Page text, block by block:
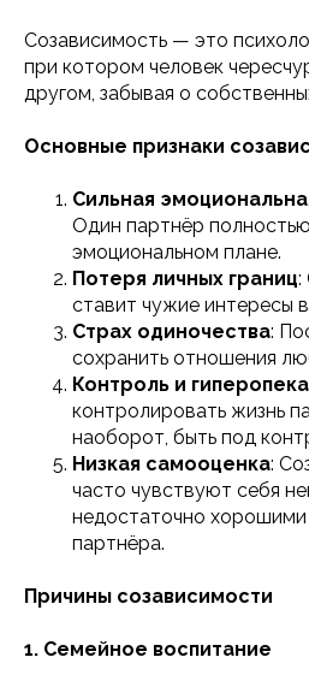
Созависимость — это
при котором человек
другом, забывая о
Основные признаки
Сильная
Один партнёр
эмоциональном плане.
Потеря личных границ:
ставит чужие интересы
Страх одиночества:
сохранить отношения
Контроль и гиперопека
контролировать жизнь
наоборот, быть под
Низкая самооценка:
часто чувствуют себя
недостаточно
партнёра.
Причины созависимости
1. Семейное воспитание